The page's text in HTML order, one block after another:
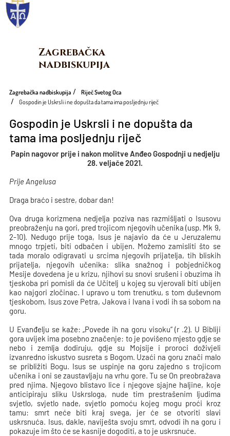
Zagrebačka
nadbiskupija
Zagrebačka nadbiskupija
Riječ Svetog Oca
Gospodin je Uskrsli i ne dopušta da tama ima posljednju riječ
Gospodin je Uskrsli i ne dopušta da
tama ima posljednju riječ
Papin nagovor prije i nakon molitve Anđeo Gospodnji u nedjelju
28. veljače 2021.
Prije Angelusa
Draga braćo i sestre, dobar dan!
Ova druga korizmena nedjelja poziva nas razmišljati o Isusovu
preobraženju na gori, pred trojicom njegovih učenika (usp. Mk 9,
2-10). Nedugo prije toga, Isus je najavio da će u Jeruzalemu
mnogo trpjeti, biti odbačen i ubijen. Možemo zamisliti što se
tada moralo odigravati u srcima njegovih prijatelja, tih bliskih
prijatelja, njegovih učenika: slika snažnog i pobjedničkog
Mesije dovedena je u krizu, njihovi su snovi srušeni i obuzima ih
tjeskoba pri pomisli da će Učitelj u kojeg su vjerovali biti ubijen
kao najgori zločinac. I upravo u tom trenutku, s tom duševnom
tjeskobom, Isus zove Petra, Jakova i Ivana i vodi ih sa sobom na
goru.
U Evanđelju se kaže: „Povede ih na goru visoku“ (r .2). U Bibliji
gora uvijek ima posebno značenje: to je povišeno mjesto gdje se
nebo i zemlja dodiruju, gdje su Mojsije i proroci doživjeli
izvanredno iskustvo susreta s Bogom. Uzaći na goru znači malo
se približiti Bogu. Isus se uspinje na goru zajedno s trojicom
učenika i oni se zaustavljaju na vrhu gore. Tu se On preobražava
pred njima. Njegovo blistavo lice i njegove sjajne haljine, koje
anticipiraju sliku Uskrsloga, nude tim prestrašenim ljudima
svjetlo, svjetlo nade, svjetlo pomoću kojeg mogu proći kroz
tamu: smrt neće biti kraj svega, jer će se otvoriti slavi
uskrsnuća. Isus, dakle, naviješta svoju smrt, odvodi ih na goru i
pokazuje im što će se kasnije dogoditi, a to je uskrsnuće.